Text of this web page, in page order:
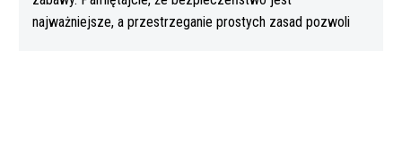
najważniejsze, a przestrzeganie prostych zasad pozwoli